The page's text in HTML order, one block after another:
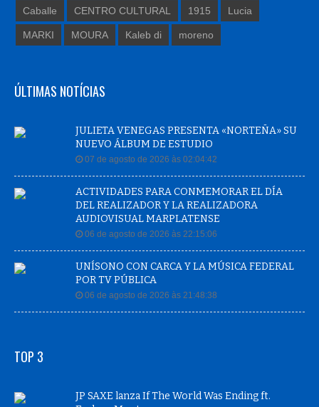
Caballe CENTRO CULTURAL 1915 Lucia
MARKI MOURA Kaleb di moreno
ÚLTIMAS NOTÍCIAS
JULIETA VENEGAS PRESENTA «NORTEÑA» SU
NUEVO ÁLBUM DE ESTUDIO
07 de agosto de 2026 às 02:04:42
ACTIVIDADES PARA CONMEMORAR EL DÍA
DEL REALIZADOR Y LA REALIZADORA
AUDIOVISUAL MARPLATENSE
06 de agosto de 2026 às 22:15:06
UNÍSONO CON CARCA Y LA MÚSICA FEDERAL
POR TV PÚBLICA
06 de agosto de 2026 às 21:48:38
TOP 3
JP SAXE lanza If The World Was Ending ft.